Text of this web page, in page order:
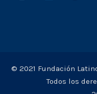
© 2021 Fundación
Todos los